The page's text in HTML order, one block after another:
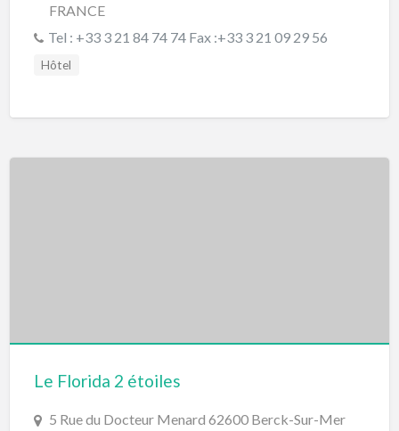
FRANCE
Tel : +33 3 21 84 74 74 Fax :+33 3 21 09 29 56
Hôtel
Le Florida 2 étoiles
5 Rue du Docteur Menard 62600 Berck-Sur-Mer